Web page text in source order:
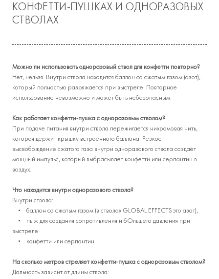
КОНФЕТТИ-ПУШКАХ И ОДНОРАЗОВЫХ
СТВОЛАХ
Можно ли использовать одноразовый ствол для конфетти повторно?
Нет, нельзя. Внутри ствола находится баллон со сжатым газом (азот),
который полностью разряжается при выстреле. Повторное
использование невозможно и может быть небезопасным.
Как работает конфетти-пушка с одноразовым стволом?
При подаче питания внутри ствола пережигается нихромовая нить,
которая держит крышку встроенного баллона. Резкое
высвобождение сжатого газа внутри одноразового ствола создаёт
мощный импульс, который выбрасывает конфетти или серпантин в
воздух.
Что находится внутри одноразового ствола?
Внутри ствола:
• баллон со сжатым газом (в стволах GLOBAL EFFECTS это азот),
• пыж для создания сопротивления и бОльшего давления при
выстреле
• конфетти или серпантин
На сколько метров стреляет конфетти-пушка с одноразовым стволом?
Дальность зависит от длины ствола: